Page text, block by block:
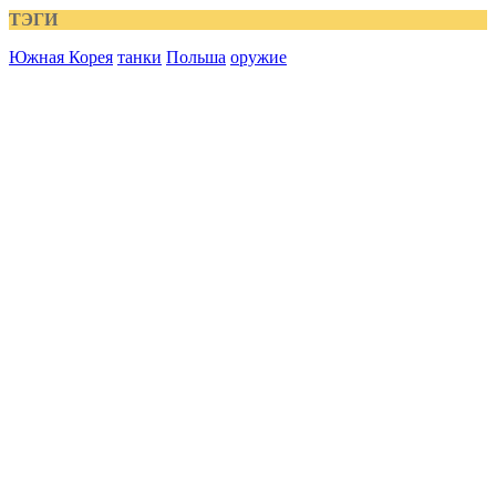
ТЭГИ
Южная Корея танки Польша оружие